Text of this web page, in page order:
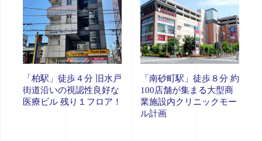
「柏駅」徒歩４分 旧水戸
街道沿いの視認性良好な
医療ビル 残り１フロア！
「南砂町駅」徒歩８分 約
100店舗が集まる大型商
業施設内クリニックモー
ル計画